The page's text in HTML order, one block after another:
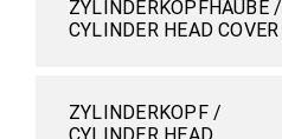
ZYLINDERKOPFHAUBE /
CYLINDER HEAD COVER
ZYLINDERKOPF /